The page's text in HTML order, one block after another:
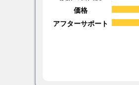
価格
アフターサポート